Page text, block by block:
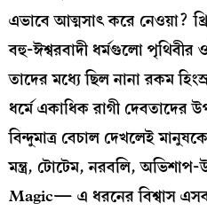
এভাবে আত্মসাৎ করে নেওয়া?
বহু-ঈশ্বরবাদী ধর্মগুলো
তাদের মধ্যে ছিল নানা রকম
ধর্মে একাধিক রাগী দেবতাদের
বিন্দুমাত্র বেচাল দেখলেই
মন্ত্র, টোটেম, নরবলি,
Magic— এ ধরনের বিশ্বাস এসব